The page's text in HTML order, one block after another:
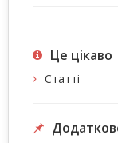
Це цiкаво
Статті